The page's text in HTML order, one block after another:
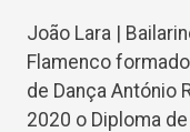
João Lara |
Flamenco
de Dança António
2020 o Diploma